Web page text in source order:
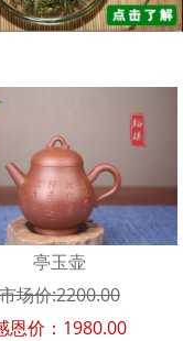
亭玉壶
市场价:2200.00
恩价：1980.00